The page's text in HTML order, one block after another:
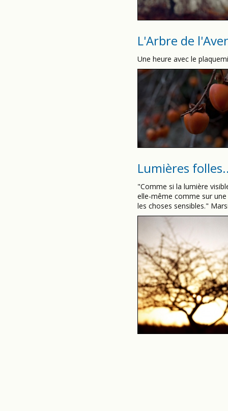
L'Arbre de
Une heure avec le
Lumières
"Comme si la lumière
elle-même comme sur
les choses sensibles."